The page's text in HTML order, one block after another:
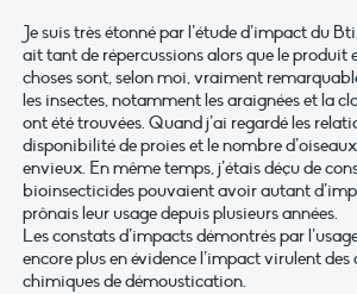
Je suis très étonné par l’étude d’impact du
ait tant de répercussions alors que le produit
choses sont, selon moi, vraiment
les insectes, notamment les araignées et la
ont été trouvées. Quand j’ai regardé les
disponibilité de proies et le nombre
envieux. En même temps, j’étais déçu de
bioinsecticides pouvaient avoir autant
prônais leur usage depuis plusieurs années.
Les constats d’impacts démontrés par
encore plus en évidence l’impact virulent
chimiques de démoustication.